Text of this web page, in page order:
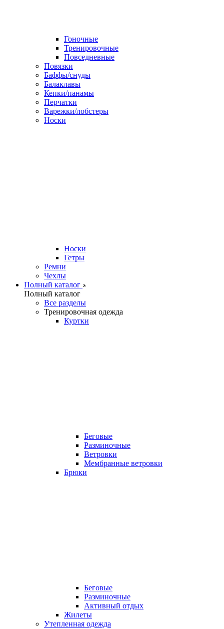
Гоночные
Тренировочные
Повседневные
Повязки
Баффы/снуды
Балаклавы
Кепки/панамы
Перчатки
Варежки/лобстеры
Носки
Носки
Гетры
Ремни
Чехлы
Полный каталог
Полный каталог
Все разделы
Тренировочная одежда
Куртки
Беговые
Разминочные
Ветровки
Мембранные ветровки
Брюки
Беговые
Разминочные
Активный отдых
Жилеты
Утепленная одежда